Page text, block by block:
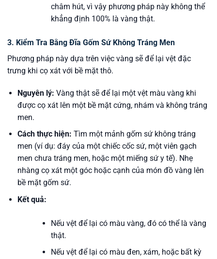
châm hút, vì vậy phương pháp này không thể
khẳng định 100% là vàng thật.
3. Kiểm Tra Bằng Đĩa Gốm Sứ Không Tráng Men
Phương pháp này dựa trên việc vàng sẽ để lại vệt đặc
trưng khi cọ xát với bề mặt thô.
Nguyên lý: Vàng thật sẽ để lại một vệt màu vàng khi
được cọ xát lên một bề mặt cứng, nhám và không tráng
men.
Cách thực hiện: Tìm một mảnh gốm sứ không tráng
men (ví dụ: đáy của một chiếc cốc sứ, một viên gạch
men chưa tráng men, hoặc một miếng sứ y tế). Nhẹ
nhàng cọ xát một góc hoặc cạnh của món đồ vàng lên
bề mặt gốm sứ.
Kết quả:
Nếu vệt để lại có màu vàng, đó có thể là vàng
thật.
Nếu vệt để lại có màu đen, xám, hoặc bất kỳ